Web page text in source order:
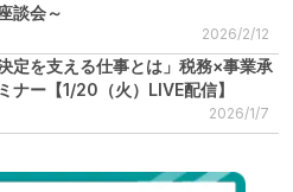
談会～
2026/2/12
定を支える仕事とは」税務×事業承
ナー【1/20（火）LIVE配信】
2026/1/7